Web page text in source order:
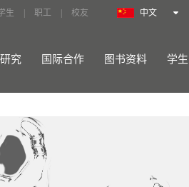
中文
生 职工 校友
究 国际合作 图书资料 学